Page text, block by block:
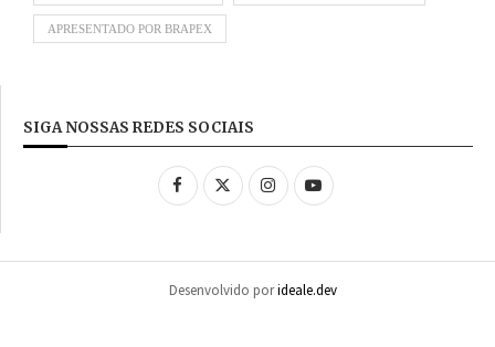
APRESENTADO POR BRAPEX
SIGA NOSSAS REDES SOCIAIS
Desenvolvido porideale.dev